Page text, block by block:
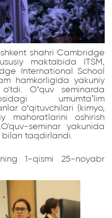
shahri Cambridge
maktabida ITSM,
International School
hamkorligida yakuniy
O’quv seminarda
umumtaʼlim
o‘qituvchilari (kimyo,
mahoratlarini oshirish
seminar yakunida
bilan taqdirlandi.
1-qismi 25-noyabr